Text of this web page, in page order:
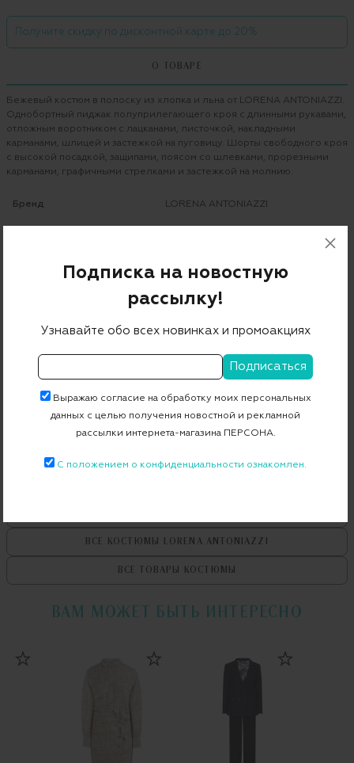
Получите скидку по дисконтной карте до 20%
О ТОВАРЕ
Бежевый костюм в полоску из хлопка и льна от LORENA ANTONIAZZI.
Однобортный пиджак полуприлегающего кроя с длинными рукавами,
отложным воротником с лацканами, листочкой, накладными
карманами, шлицей и застежкой на пуговицу. Шорты свободного кроя
с высокой посадкой, защипами, поясом со шлевками, прорезными
карманами, графичными стрелками и застежкой на молнию.
Бренд LORENA ANTONIAZZI
E2227GA02B_PA51A/3712
Бесплатная примерка в пункте выдачи
Примерка при доставке торговым представителем
ВСЕ КОСТЮМЫ LORENA ANTONIAZZI
ВСЕ ТОВАРЫ КОСТЮМЫ
ВАМ МОЖЕТ БЫТЬ ИНТЕРЕСНО
Подписка на новостную
рассылку!
Узнавайте обо всех новинках и промоакциях
Выражаю согласие на обработку моих персональных
данных с целью получения новостной и рекламной
рассылки интернета-магазина ПЕРСОНА.
С положением о конфиденциальности ознакомлен.